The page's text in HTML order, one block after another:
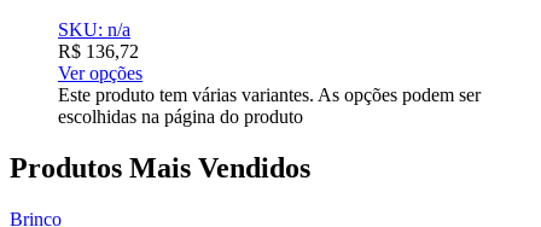
SKU: n/a
R$ 136,72
Ver opções
Este produto tem várias variantes. As opções podem ser
escolhidas na página do produto
Produtos Mais Vendidos
Brinco